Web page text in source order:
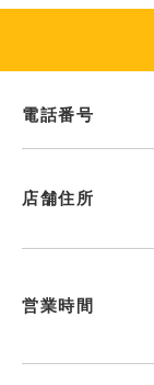
電話番号
店舗住所
営業時間